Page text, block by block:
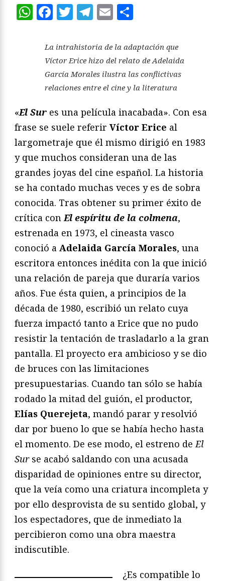
WhatsApp
Facebook
Twitter
Telegram
Email
La intrahistoria de la adaptación que
Víctor Erice hizo del relato de Adelaida
García Morales ilustra las conflictivas
relaciones entre el cine y la literatura
«El Sur es una película inacabada». Con esa
frase se suele referir Víctor Erice al
largometraje que él mismo dirigió en 1983
y que muchos consideran una de las
grandes joyas del cine español. La historia
se ha contado muchas veces y es de sobra
conocida. Tras obtener su primer éxito de
crítica conEl espíritu de la colmena,
estrenada en 1973, el cineasta vasco
conoció a Adelaida García Morales, una
escritora entonces inédita con la que inició
una relación de pareja que duraría varios
años. Fue ésta quien, a principios de la
década de 1980, escribió un relato cuya
fuerza impactó tanto a Erice que no pudo
resistir la tentación de trasladarlo a la gran
pantalla. El proyecto era ambicioso y se dio
de bruces con las limitaciones
presupuestarias. Cuando tan sólo se había
rodado la mitad del guión, el productor,
Elías Querejeta, mandó parar y resolvió
dar por bueno lo que se había hecho hasta
el momento. De ese modo, el estreno deEl
Surse acabó saldando con una acusada
disparidad de opiniones entre su director,
que la veía como una criatura incompleta y
por ello desprovista de su sentido global, y
los espectadores, que de inmediato la
percibieron como una obra maestra
indiscutible.
¿Es compatible lo